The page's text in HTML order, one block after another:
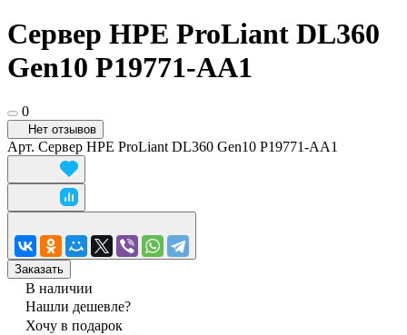
Сервер HPE ProLiant DL360
Gen10 P19771-AA1
0
Нет отзывов
Арт. Сервер HPE ProLiant DL360 Gen10 P19771-AA1
Заказать
В наличии
Нашли дешевле?
Хочу в подарок